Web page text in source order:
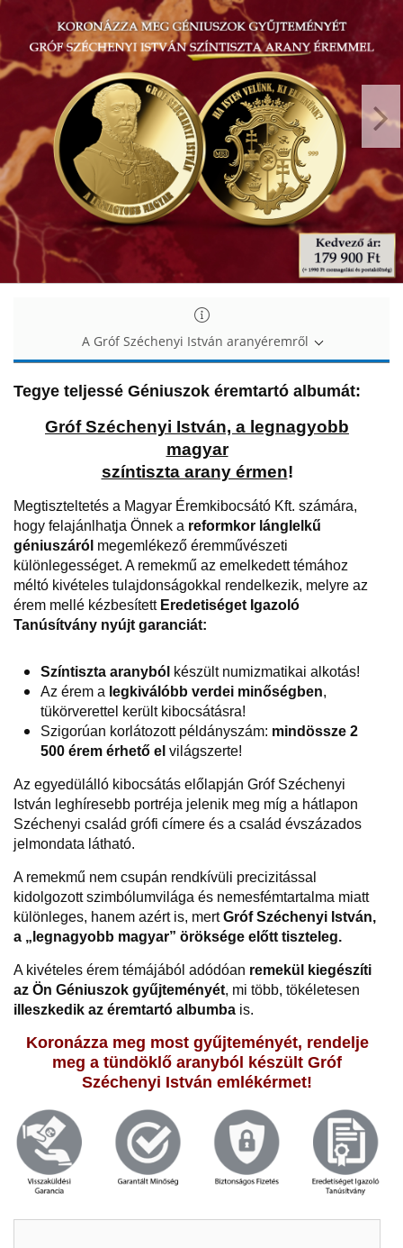
Gróf
Széchenyi
István
színarany
érmen
Gróf
Széchenyi
István
színarany
érmen
A Gróf Széchenyi István aranyéremről
Tegye teljessé Géniuszok éremtartó albumát:
Gróf Széchenyi István, a legnagyobb
magyar
színtiszta arany érmen!
Megtiszteltetés a Magyar Éremkibocsátó Kft. számára,
hogy felajánlhatja Önnek a reformkor lánglelkű
géniuszáról megemlékező éremművészeti
különlegességet. A remekmű az emelkedett témához
méltó kivételes tulajdonságokkal rendelkezik, melyre az
érem mellé kézbesített Eredetiséget Igazoló
Tanúsítvány nyújt garanciát:
Színtiszta aranyból készült numizmatikai alkotás!
Az érem a legkiválóbb verdei minőségben,
tükörverettel került kibocsátásra!
Szigorúan korlátozott példányszám: mindössze 2
500 érem érhető el világszerte!
Az egyedülálló kibocsátás előlapján Gróf Széchenyi
István leghíresebb portréja jelenik meg míg a hátlapon
Széchenyi család grófi címere és a család évszázados
jelmondata látható.
A remekmű nem csupán rendkívüli precizitással
kidolgozott szimbólumvilága és nemesfémtartalma miatt
különleges, hanem azért is, mertGróf Széchenyi István,
a „legnagyobb magyar” öröksége előtt tiszteleg.
A kivételes érem témájából adódóan remekül kiegészíti
az Ön Géniuszok gyűjteményét, mi több, tökéletesen
illeszkedik az éremtartó albumba is.
Koronázza meg most gyűjteményét, rendelje
meg a tündöklő aranyból készült Gróf
Széchenyi István emlékérmet!